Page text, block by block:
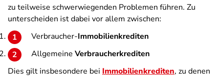
zu teilweise schwerwiegenden Problemen führen. Zu
unterscheiden ist dabei vor allem zwischen:
Verbraucher-Immobilienkrediten
Allgemeine Verbraucherkrediten
Dies gilt insbesondere bei Immobilienkrediten, zu denen